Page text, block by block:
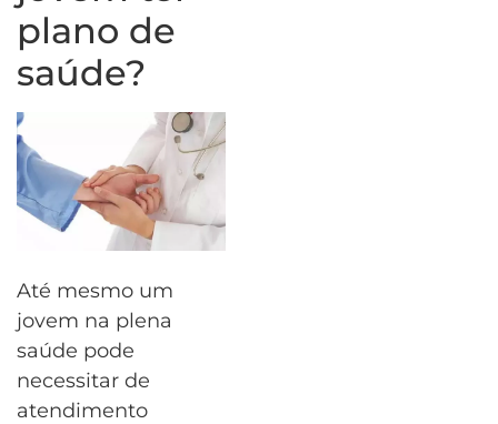
plano de
saúde?
Até mesmo um
jovem na plena
saúde pode
necessitar de
atendimento